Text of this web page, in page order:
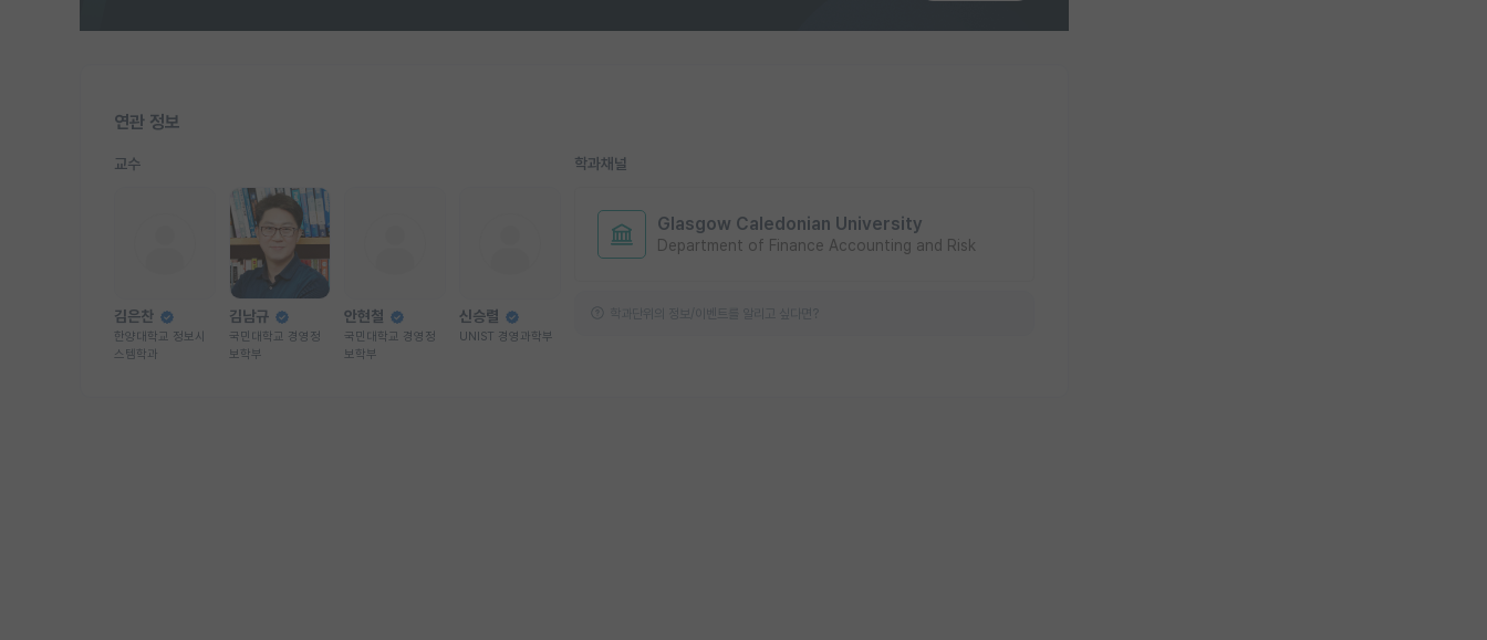
연관 정보
교수
김은찬
한양대학교 정보시
스템학과
김남규
국민대학교 경영정
보학부
안현철
국민대학교 경영정
보학부
신승렬
UNIST 경영과학부
학과채널
Glasgow Caledonian University
Department of Finance Accounting and Risk
학과단위의 정보/이벤트를 알리고 싶다면?